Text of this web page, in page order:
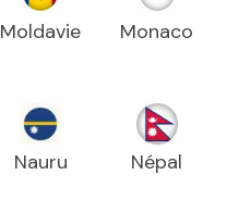
Moldavie Monaco
Nauru Népal